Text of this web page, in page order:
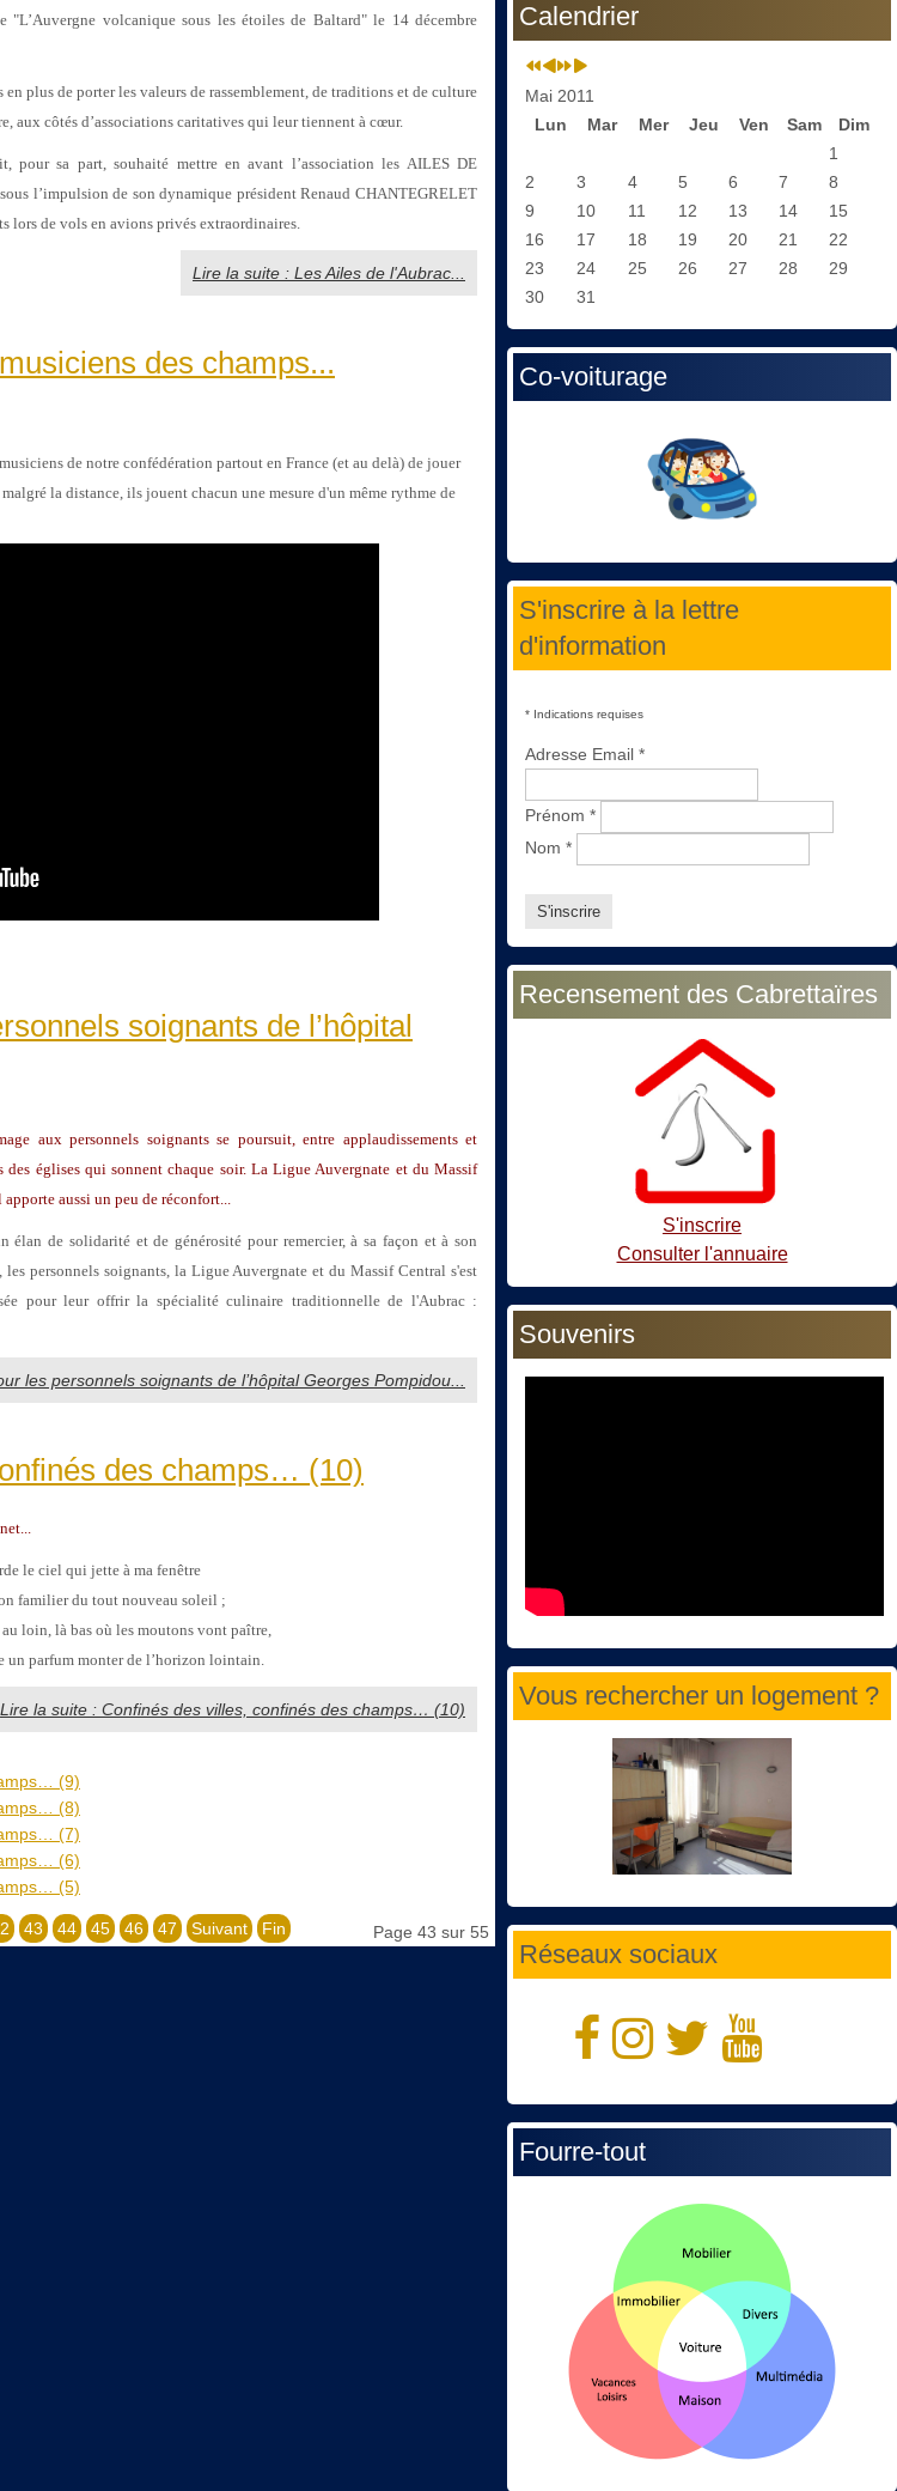
volcanique sous les étoiles de Baltard" le 14 décembre
plus de porter les valeurs de rassemblement, de traditions et de culture
aux côtés d’associations caritatives qui leur tiennent à cœur.
pour sa part, souhaité mettre en avant l’association les AILES DE
l’impulsion de son dynamique président Renaud CHANTEGRELET
lors de vols en avions privés extraordinaires.
Lire la suite : Les Ailes de l'Aubrac...
des champs...
de notre confédération partout en France (et au delà) de jouer
la distance, ils jouent chacun une mesure d'un même rythme de
soignants de l’hôpital
aux personnels soignants se poursuit, entre applaudissements et
des églises qui sonnent chaque soir. La Ligue Auvergnate et du Massif
apporte aussi un peu de réconfort...
élan de solidarité et de générosité pour remercier, à sa façon et à son
les personnels soignants, la Ligue Auvergnate et du Massif Central s'est
pour leur offrir la spécialité culinaire traditionnelle de l'Aubrac :
les personnels soignants de l’hôpital Georges Pompidou...
des champs… (10)
le ciel qui jette à ma fenêtre
familier du tout nouveau soleil ;
au loin, là bas où les moutons vont paître,
un parfum monter de l’horizon lointain.
Lire la suite : Confinés des villes, confinés des champs… (10)
(9)
(8)
(7)
(6)
(5)
Page 43 sur 55
43 44 45 46 47 Suivant Fin
Calendrier
Mai 2011
Lun
Mar Mer Jeu Ven Sam
Dim
1
2
3 4 5 6 7
8
9
10 11 12 13 14
15
16
17 18 19 20 21
22
23
24 25 26 27 28
29
30
31
Co-voiturage
S'inscrire à la lettre
d'information
* Indications requises
Adresse Email *
Prénom *
Nom *
Recensement des Cabrettaïres
S'inscrire
Consulter l'annuaire
Souvenirs
Vous rechercher un logement ?
Réseaux sociaux
Fourre-tout